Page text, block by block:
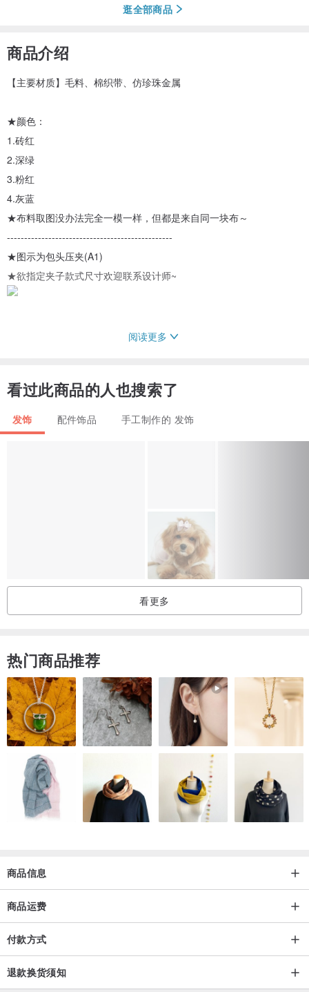
逛全部商品
商品介绍
【主要材质】毛料、棉织带、仿珍珠金属
★颜色：
1.砖红
2.深绿
3.粉红
4.灰蓝
★布料取图没办法完全一模一样，但都是来自同一块布～
------------------------------------------------
★图示为包头压夹(A1)
★欲指定夹子款式尺寸欢迎联系设计师~
阅读更多
看过此商品的人也搜索了
发饰 配件饰品 手工制作的 发饰
看更多
热门商品推荐
商品信息
商品运费
付款方式
退款换货须知